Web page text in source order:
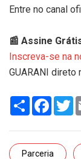
Entre no canal
📰 Assine
Inscreva-se na
GUARANI direto
Share
Parceria